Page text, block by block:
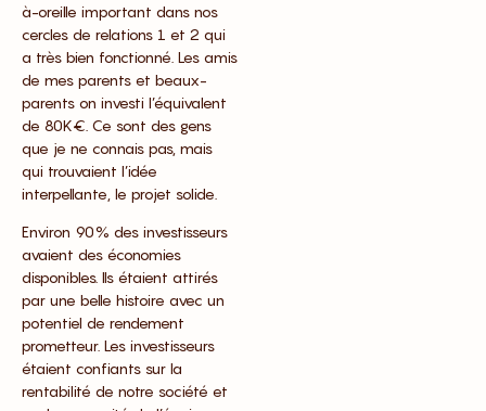
à-oreille important dans nos
cercles de relations 1 et 2 qui
a très bien fonctionné. Les amis
de mes parents et beaux-
parents on investi l’équivalent
de 80K€. Ce sont des gens
que je ne connais pas, mais
qui trouvaient l’idée
interpellante, le projet solide.
Environ 90% des investisseurs
avaient des économies
disponibles. Ils étaient attirés
par une belle histoire avec un
potentiel de rendement
prometteur. Les investisseurs
étaient confiants sur la
rentabilité de notre société et